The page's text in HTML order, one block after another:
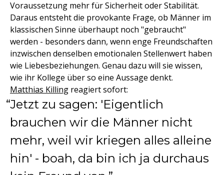
Voraussetzung mehr für Sicherheit oder Stabilität.
Daraus entsteht die provokante Frage, ob Männer im
klassischen Sinne überhaupt noch "gebraucht"
werden - besonders dann, wenn enge Freundschaften
inzwischen denselben emotionalen Stellenwert haben
wie Liebesbeziehungen. Genau dazu will sie wissen,
wie ihr Kollege über so eine Aussage denkt.
Matthias Killing reagiert sofort:
Jetzt zu sagen: 'Eigentlich
brauchen wir die Männer nicht
mehr, weil wir kriegen alles alleine
hin' - boah, da bin ich ja durchaus